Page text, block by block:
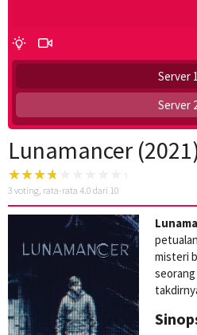
Server 1
Server
Lunamancer
3 voting, rata-rata 4.0 dari 10
misteri